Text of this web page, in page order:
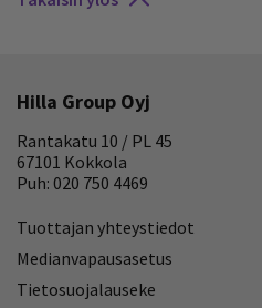
Hilla Group Oyj
Rantakatu 10 / PL 45
67101 Kokkola
Puh: 020 750 4469
Tuottajan yhteystiedot
Medianvapausasetus
Tietosuojalauseke